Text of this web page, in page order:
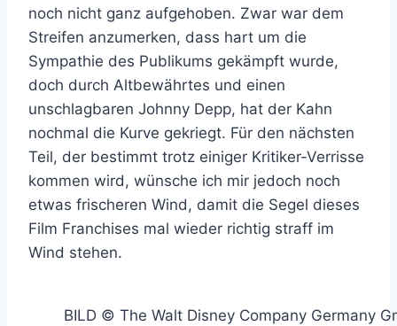
noch nicht ganz aufgehoben. Zwar war dem
Streifen anzumerken, dass hart um die
Sympathie des Publikums gekämpft wurde,
doch durch Altbewährtes und einen
unschlagbaren Johnny Depp, hat der Kahn
nochmal die Kurve gekriegt. Für den nächsten
Teil, der bestimmt trotz einiger Kritiker-Verrisse
kommen wird, wünsche ich mir jedoch noch
etwas frischeren Wind, damit die Segel dieses
Film Franchises mal wieder richtig straff im
Wind stehen.
BILD © The Walt Disney Company Germany